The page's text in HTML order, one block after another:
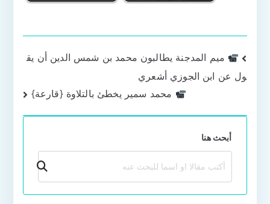
تصفّح
المقالات
ميم المدجنة يطالبون محمد بن شمس الدين أن يق
ول عن ابن الجوزي أشعري
محمد سمير يخطئ بالتلاوة {قارعة}
أبحث هنا
بحث